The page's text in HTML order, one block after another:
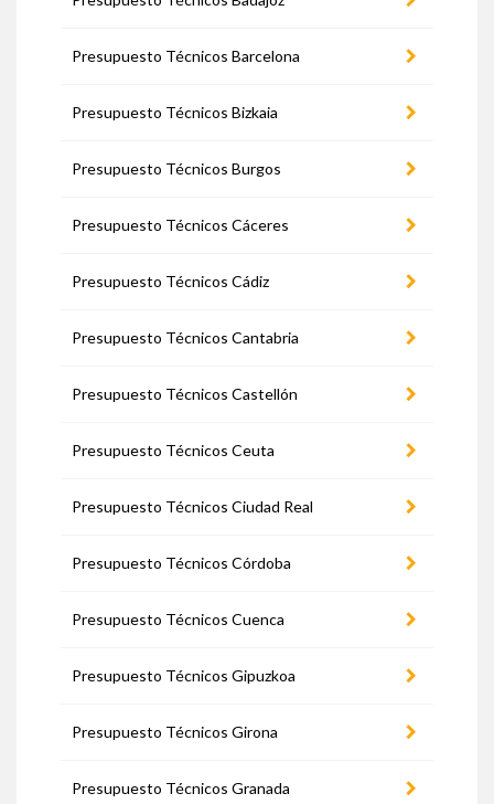
Presupuesto Técnicos Barcelona
Presupuesto Técnicos Bizkaia
Presupuesto Técnicos Burgos
Presupuesto Técnicos Cáceres
Presupuesto Técnicos Cádiz
Presupuesto Técnicos Cantabria
Presupuesto Técnicos Castellón
Presupuesto Técnicos Ceuta
Presupuesto Técnicos Ciudad Real
Presupuesto Técnicos Córdoba
Presupuesto Técnicos Cuenca
Presupuesto Técnicos Gipuzkoa
Presupuesto Técnicos Girona
Presupuesto Técnicos Granada